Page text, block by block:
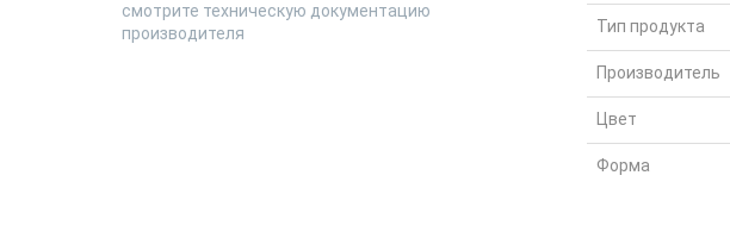
смотрите техническую документацию
производителя
Тип продукта
Производитель
Цвет
Форма